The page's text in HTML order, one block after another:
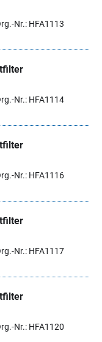
Nr.: HFA1113
Nr.: HFA1114
Nr.: HFA1116
Nr.: HFA1117
Nr.: HFA1120